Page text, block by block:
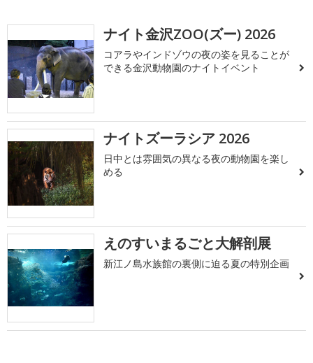
ナイト金沢ZOO(ズー) 2026
コアラやインドゾウの夜の姿を見ることが
できる金沢動物園のナイトイベント
ナイトズーラシア 2026
日中とは雰囲気の異なる夜の動物園を楽し
める
えのすいまるごと大解剖展
新江ノ島水族館の裏側に迫る夏の特別企画